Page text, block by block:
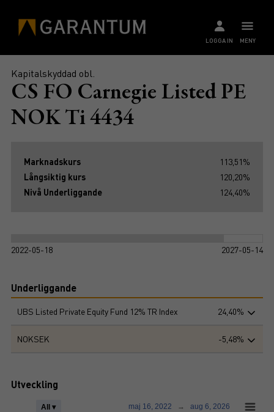
MENY
LOGGA IN
Kapitalskyddad obl.
CS FO Carnegie Listed PE
NOK Ti 4434
Marknadskurs
113,51%
Långsiktig kurs
120,20%
Nivå Underliggande
124,40%
2022-05-18 2027-05-14
Underliggande
UBS Listed Private Equity Fund 12% TR Index 24,40%
NOKSEK -5,48%
Utveckling
All ▾ maj 16, 2022 → aug 6, 2026